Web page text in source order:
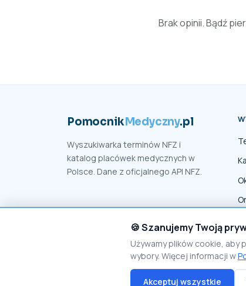
Brak opinii. Bądź
PomocnikMedyczny.pl
Wyszukiwarka terminów NFZ i
katalog placówek medycznych w
Polsce. Dane z oficjalnego API NFZ.
© 2026 PomocnikMedyczny
🍪 Szanujemy Twoją
Używamy plików cookie,
wybory. Więcej informacji w
Akceptuj wszystkie